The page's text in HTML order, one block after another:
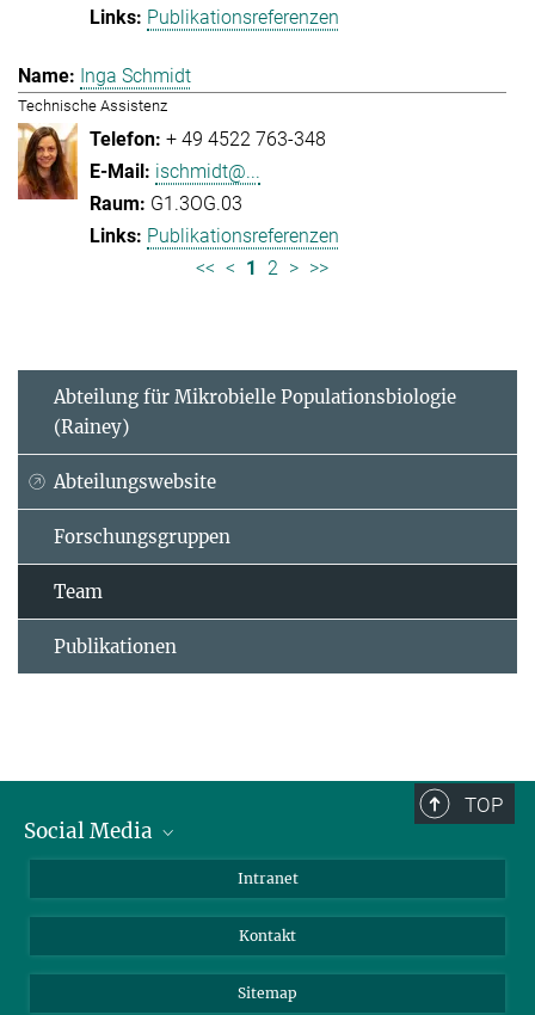
Publikationsreferenzen
Inga Schmidt
Technische Assistenz
+ 49 4522 763-348
ischmidt@...
G1.3OG.03
Publikationsreferenzen
<< < 1 2 > >>
Abteilung für Mikrobielle Populationsbiologie
(Rainey)
Abteilungswebsite
Forschungsgruppen
Team
Publikationen
TOP
Social Media
LinkedIn
Intranet
Kontakt
Sitemap